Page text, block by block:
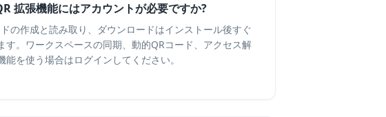
拡張機能にはアカウントが必要ですか?
の作成と読み取り、ダウンロードはインストール後すぐ
す。ワークスペースの同期、動的QRコード、アクセス解
能を使う場合はログインしてください。